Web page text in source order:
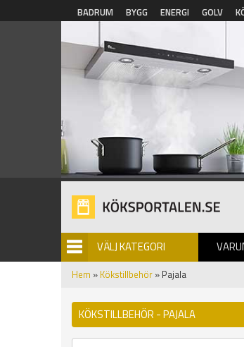
Hoppa till huvudinnehåll
BADRUM BYGG ENERGI GOLV
VÄLJ KATEGORI
Hem » Kökstillbehör » Pajala
KÖKSTILLBEHÖR - PAJALA